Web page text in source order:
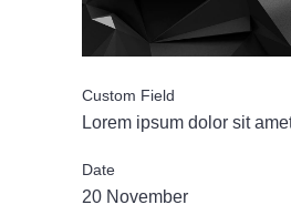
Custom Field
Lorem ipsum dolor sit
Date
20 November